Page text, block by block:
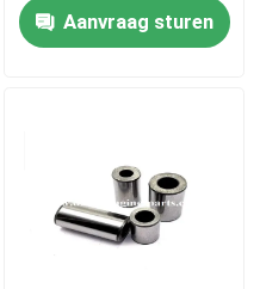
Aanvraag sturen